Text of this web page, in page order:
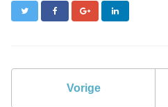
Twitter FacebookGoogle+
Vorige